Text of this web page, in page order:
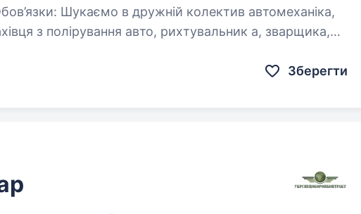
Шукаємо в дружній колектив автомеханіка,
з полірування авто, рихтувальник а, зварщика,
Зберегти